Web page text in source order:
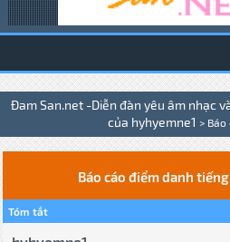
Đam San.net -Diễn đàn yêu âm nhạc
của hyhyemne1 > Báo
Báo cáo điểm danh
Tóm tắt